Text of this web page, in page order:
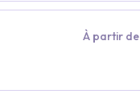
À partir de